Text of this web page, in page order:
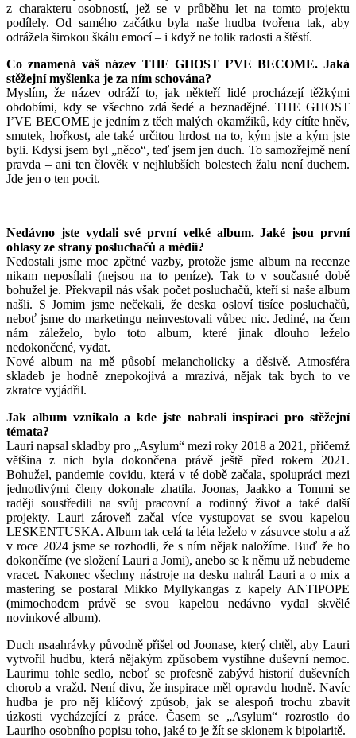
z charakteru osobností, jež se v průběhu let na tomto projektu
podílely. Od samého začátku byla naše hudba tvořena tak, aby
odrážela širokou škálu emocí – i když ne tolik radosti a štěstí.
Co znamená váš název THE GHOST I’VE BECOME. Jaká
stěžejní myšlenka je za ním schována?
Myslím, že název odráží to, jak někteří lidé procházejí těžkými
obdobími, kdy se všechno zdá šedé a beznadějné. THE GHOST
I’VE BECOME je jedním z těch malých okamžiků, kdy cítíte hněv,
smutek, hořkost, ale také určitou hrdost na to, kým jste a kým jste
byli. Kdysi jsem byl „něco“, teď jsem jen duch. To samozřejmě není
pravda – ani ten člověk v nejhlubších bolestech žalu není duchem.
Jde jen o ten pocit.
Nedávno jste vydali své první velké album. Jaké jsou první
ohlasy ze strany posluchačů a médií?
Nedostali jsme moc zpětné vazby, protože jsme album na recenze
nikam neposílali (nejsou na to peníze). Tak to v současné době
bohužel je. Překvapil nás však počet posluchačů, kteří si naše album
našli. S Jomim jsme nečekali, že deska osloví tisíce posluchačů,
neboť jsme do marketingu neinvestovali vůbec nic. Jediné, na čem
nám záleželo, bylo toto album, které jinak dlouho leželo
nedokončené, vydat.
Nové album na mě působí melancholicky a děsivě. Atmosféra
skladeb je hodně znepokojivá a mrazivá, nějak tak bych to ve
zkratce vyjádřil.
Jak album vznikalo a kde jste nabrali inspiraci pro stěžejní
témata?
Lauri napsal skladby pro „Asylum“ mezi roky 2018 a 2021, přičemž
většina z nich byla dokončena právě ještě před rokem 2021.
Bohužel, pandemie covidu, která v té době začala, spolupráci mezi
jednotlivými členy dokonale zhatila. Joonas, Jaakko a Tommi se
raději soustředili na svůj pracovní a rodinný život a také další
projekty. Lauri zároveň začal více vystupovat se svou kapelou
LESKENTUSKA. Album tak celá ta léta leželo v zásuvce stolu a až
v roce 2024 jsme se rozhodli, že s ním nějak naložíme. Buď že ho
dokončíme (ve složení Lauri a Jomi), anebo se k němu už nebudeme
vracet. Nakonec všechny nástroje na desku nahrál Lauri a o mix a
mastering se postaral Mikko Myllykangas z kapely ANTIPOPE
(mimochodem právě se svou kapelou nedávno vydal skvělé
novinkové album).
Duch nsaahrávky původně přišel od Joonase, který chtěl, aby Lauri
vytvořil hudbu, která nějakým způsobem vystihne duševní nemoc.
Laurimu tohle sedlo, neboť se profesně zabývá historií duševních
chorob a vražd. Není divu, že inspirace měl opravdu hodně. Navíc
hudba je pro něj klíčový způsob, jak se alespoň trochu zbavit
úzkosti vycházející z práce. Časem se „Asylum“ rozrostlo do
Lauriho osobního popisu toho, jaké to je žít se sklonem k bipolaritě.